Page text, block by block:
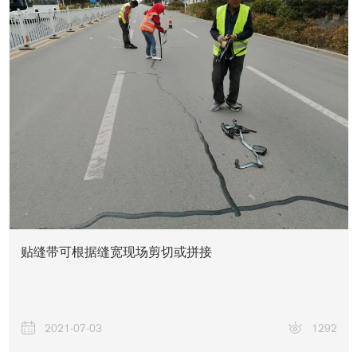
贴缝带可根据缝宽现场剪切或拼接
2021-07-03 1292